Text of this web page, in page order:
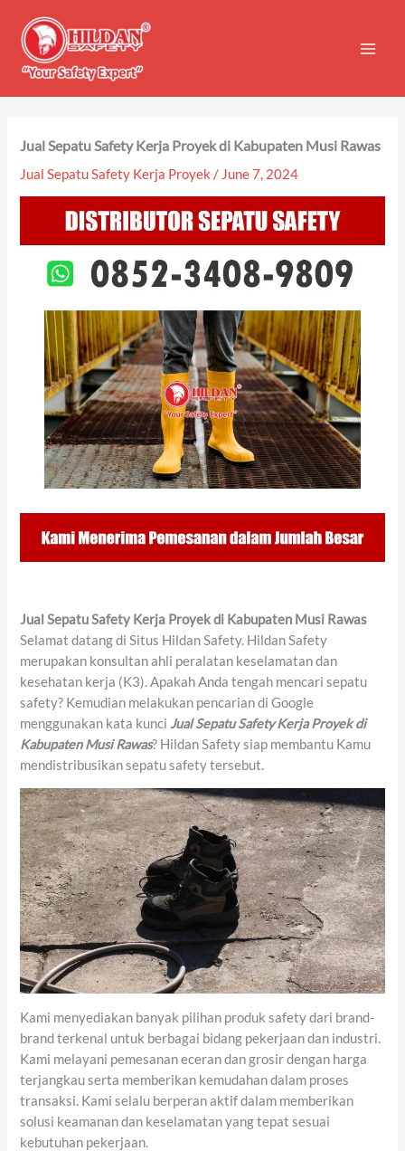
content
Jual Sepatu Safety Kerja Proyek di Kabupaten Musi Rawas
Jual Sepatu Safety Kerja Proyek / June 7, 2024
Jual Sepatu Safety Kerja Proyek di Kabupaten Musi Rawas
Selamat datang di Situs Hildan Safety. Hildan Safety
merupakan konsultan ahli peralatan keselamatan dan
kesehatan kerja (K3). Apakah Anda tengah mencari sepatu
safety? Kemudian melakukan pencarian di Google
menggunakan kata kunci Jual Sepatu Safety Kerja Proyek di
Kabupaten Musi Rawas? Hildan Safety siap membantu Kamu
mendistribusikan sepatu safety tersebut.
Kami menyediakan banyak pilihan produk safety dari brand-
brand terkenal untuk berbagai bidang pekerjaan dan industri.
Kami melayani pemesanan eceran dan grosir dengan harga
terjangkau serta memberikan kemudahan dalam proses
transaksi. Kami selalu berperan aktif dalam memberikan
solusi keamanan dan keselamatan yang tepat sesuai
kebutuhan pekerjaan.